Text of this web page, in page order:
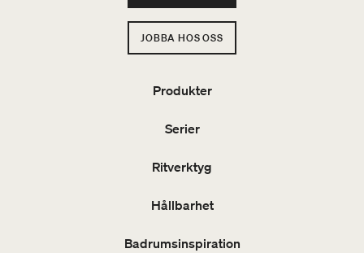
JOBBA HOS OSS
Produkter
Serier
Ritverktyg
Hållbarhet
Badrumsinspiration